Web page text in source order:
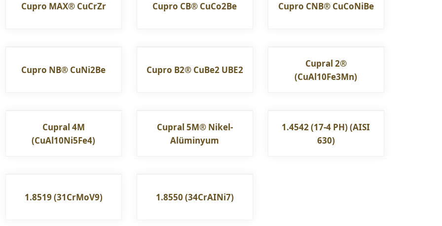
Cupro MAX® CuCrZr Cupro CB® CuCo2Be Cupro CNB® CuCoNiBe
Cupro NB® CuNi2Be Cupro B2® CuBe2 UBE2
Cupral 2®
(CuAl10Fe3Mn)
Cupral 4M
(CuAl10Ni5Fe4)
Cupral 5M® Nikel-
Alüminyum
1.4542 (17-4 PH) (AISI
630)
1.8519 (31CrMoV9) 1.8550 (34CrAINi7)